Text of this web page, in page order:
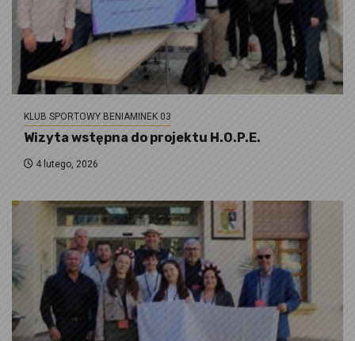
KLUB SPORTOWY BENIAMINEK 03
Wizyta wstępna do projektu H.O.P.E.
4 lutego, 2026